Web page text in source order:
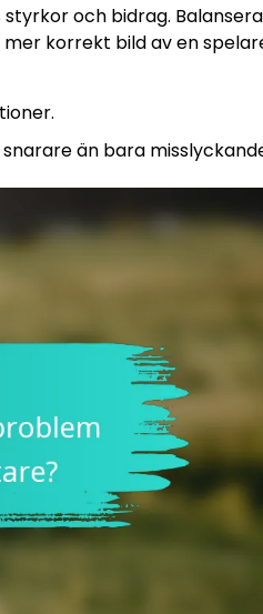
och bidrag.
korrekt bild av en
än bara